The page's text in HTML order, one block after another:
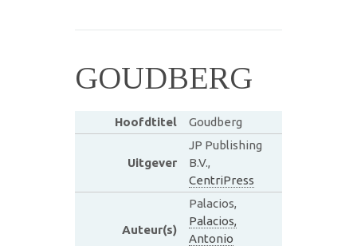
GOUDBERG
Hoofdtitel Goudberg
Uitgever
JP Publishing
B.V.,
CentriPress
Auteur(s)
Palacios,
Palacios,
Antonio